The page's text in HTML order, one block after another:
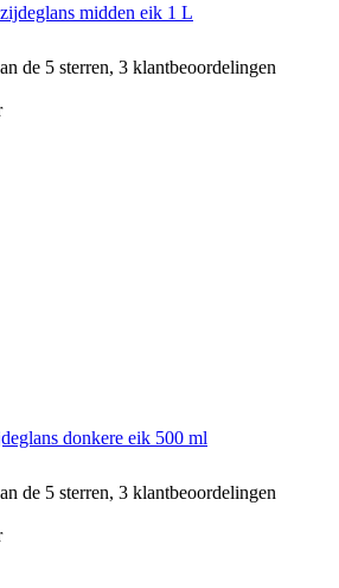
midden eik 1 L
de 5 sterren, 3 klantbeoordelingen
donkere eik 500 ml
de 5 sterren, 3 klantbeoordelingen